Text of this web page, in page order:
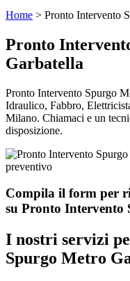
Home > Pronto Intervento
Pronto
Garbatella
Pronto Intervento Spurgo
Idraulico, Fabbro,
Milano. Chiamaci e un
disposizione.
Compila il form per
su Pronto Intervento
I nostri servizi
Spurgo Metro